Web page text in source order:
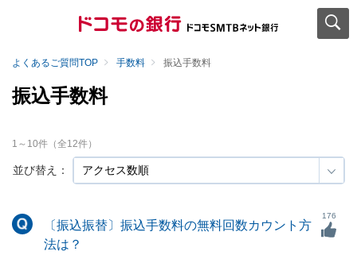
よくあるご質問TOP 手数料 振込手数料
振込手数料
並び替え：
1 ～ 10件（全12件）
〔振込振替〕振込手数料の無料回数カウント方
法は？
176